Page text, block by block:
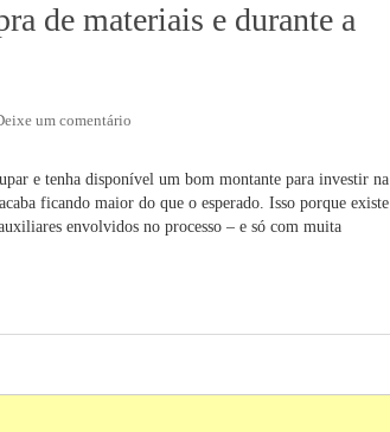
de materiais e durante a
um comentário
e tenha disponível um bom montante para investir na
ficando maior do que o esperado. Isso porque existe
envolvidos no processo – e só com muita